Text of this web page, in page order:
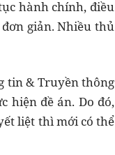
hành chính, điều
giản. Nhiều thủ
tin & Truyền thông
hiện đề án. Do đó,
liệt thì mới có thể